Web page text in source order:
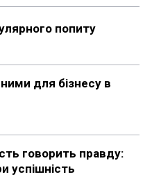
попиту
для бізнесу в
говорить правду:
успішність